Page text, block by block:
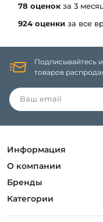
78 оценок за 3
924 оценки за все
Подписывайтесь
товаров
Информация
Политика
Гарантия
Оплата и доставка
О компании
О компании
Контакты
Бренды
Artelamp
Категории
Люстры